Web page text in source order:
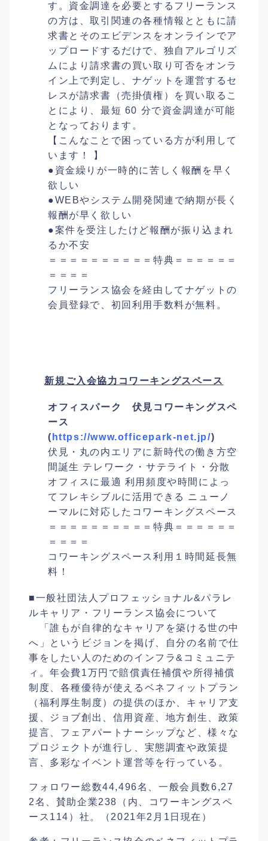
す。資金調達を必要とするフリーランス
の方は、取引関連の各種情報とともに請
求書とそのエビデンスをオンラインでア
ップロードするだけで、独自アルゴリズ
ムにより請求書の買い取り可否をオンラ
イン上で判定し、ナゲットを運営するセ
レスが請求書（売掛債権）を買い取るこ
とにより、最短 60 分で資金調達が可能
となっております。
【こんなことで困っている方が利用して
います！ 】
●資金繰りが一時的に苦しく報酬を早く
欲しい
●WEBやシステム開発関連で納期が長く
報酬が早く欲しい
●案件を受注したけど報酬が振り込まれ
るか不安
＝＝＝＝＝＝＝＝＝＝特典＝＝＝＝＝＝
＝＝＝＝
フリーランス協会を経由してナゲットの
会員登録で、初回利用手数料が無料。
新規ご入会協力コワーキングスペース
オフィスパーク 伏見コワーキングスペ
ース
( https://www.officepark-net.jp/)
伏見・丸の内エリアに新時代の働き方空
間誕生 テレワーク・サテライト・分散
オフィスに最適 利用頻度や時間によっ
てフレキシブルに活用できる ニューノ
ーマルに対応したコワーキングスペース
＝＝＝＝＝＝＝＝＝＝特典＝＝＝＝＝＝
＝＝＝＝
コワーキングスペース利用１時間延長無
料！
■一般社団法人プロフェッショナル&パラレ
ルキャリア・フリーランス協会について
「誰もが自律的なキャリアを築ける世の中
へ」というビジョンを掲げ、自分の名前で仕
事をしたい人のためのインフラ&コミュニテ
ィ。年会費1万円で賠償責任補償や所得補償
制度、各種優待が使えるベネフィットプラン
（福利厚生制度）の提供のほか、キャリア支
援、ジョブ創出、信用資産、地方創生、政策
提言、フェアパートナーシップなど、様々な
プロジェクトが進行し、実態調査や政策提
言、多彩なイベント運営等を行っている。
フォロワー総数44,496名、一般会員数6,27
2名、賛助企業238（内、コワーキングスペ
ース114）社。（2021年2月1日現在）